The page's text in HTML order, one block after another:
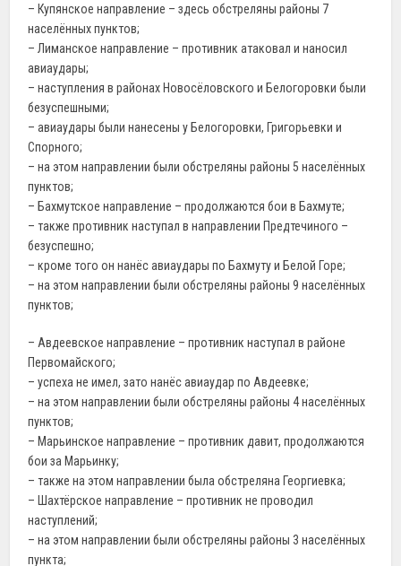
– Купянское направление – здесь обстреляны районы 7
населённых пунктов;
– Лиманское направление – противник атаковал и наносил
авиаудары;
– наступления в районах Новосёловского и Белогоровки были
безуспешными;
– авиаудары были нанесены у Белогоровки, Григорьевки и
Спорного;
– на этом направлении были обстреляны районы 5 населённых
пунктов;
– Бахмутское направление – продолжаются бои в Бахмуте;
– также противник наступал в направлении Предтечиного –
безуспешно;
– кроме того он нанёс авиаудары по Бахмуту и Белой Горе;
– на этом направлении были обстреляны районы 9 населённых
пунктов;
– Авдеевское направление – противник наступал в районе
Первомайского;
– успеха не имел, зато нанёс авиаудар по Авдеевке;
– на этом направлении были обстреляны районы 4 населённых
пунктов;
– Марьинское направление – противник давит, продолжаются
бои за Марьинку;
– также на этом направлении была обстреляна Георгиевка;
– Шахтёрское направление – противник не проводил
наступлений;
– на этом направлении были обстреляны районы 3 населённых
пункта;